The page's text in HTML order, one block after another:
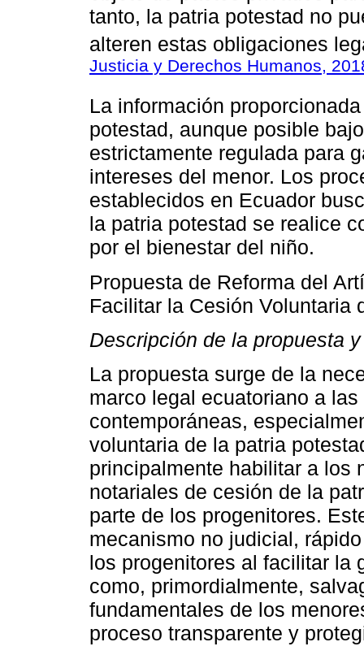
tanto, la patria potestad no
alteren estas obligaciones
Justicia y Derechos Humanos,
La información
potestad, aunque posible
estrictamente regulada para
intereses del menor. Los
establecidos en Ecuador
la patria potestad se realice
por el bienestar del niño.
Propuesta de Reforma del
Facilitar la Cesión Voluntaria
Descripción de la propuesta
La propuesta surge de la
marco legal ecuatoriano a
contemporáneas,
voluntaria de la patria
principalmente habilitar a los
notariales de cesión de la
parte de los progenitores.
mecanismo no judicial,
los progenitores al facilitar la
como, primordialmente,
fundamentales de los
proceso transparente y